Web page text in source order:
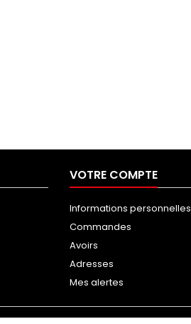
VOTRE COMPTE
Informations personnelles
Commandes
Avoirs
Adresses
Mes alertes